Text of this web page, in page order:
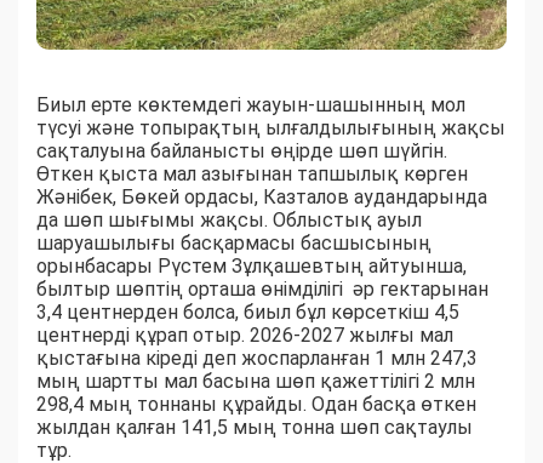
Биыл ерте көктемдегі жауын-шашынның мол
түсуі және топырақтың ылғалдылығының жақсы
сақталуына байланысты өңірде шөп шүйгін.
Өткен қыста мал азығынан тапшылық көрген
Жәнібек, Бөкей ордасы, Казталов аудандарында
да шөп шығымы жақсы. Облыстық ауыл
шаруашылығы басқармасы басшысының
орынбасары Рүстем Зұлқашевтың айтуынша,
былтыр шөптің орташа өнімділігі әр гектарынан
3,4 центнерден болса, биыл бұл көрсеткіш 4,5
центнерді құрап отыр. 2026-2027 жылғы мал
қыстағына кіреді деп жоспарланған 1 млн 247,3
мың шартты мал басына шөп қажеттілігі 2 млн
298,4 мың тоннаны құрайды. Одан басқа өткен
жылдан қалған 141,5 мың тонна шөп сақтаулы
тұр.